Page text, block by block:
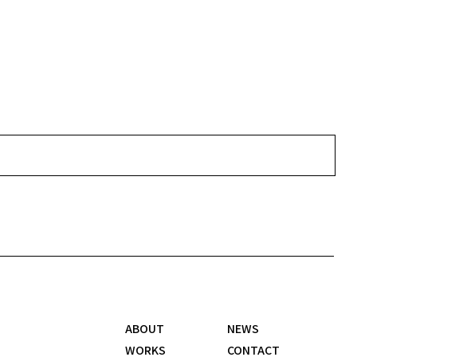
ABOUT
NEWS
WORKS
CONTACT